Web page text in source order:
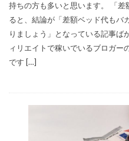
持ちの方も多いと思います。 「
ると、結論が「差額ベッド代もバ
りましょう」となっている記事ば
ィリエイトで稼いでいるブロガー
です […]